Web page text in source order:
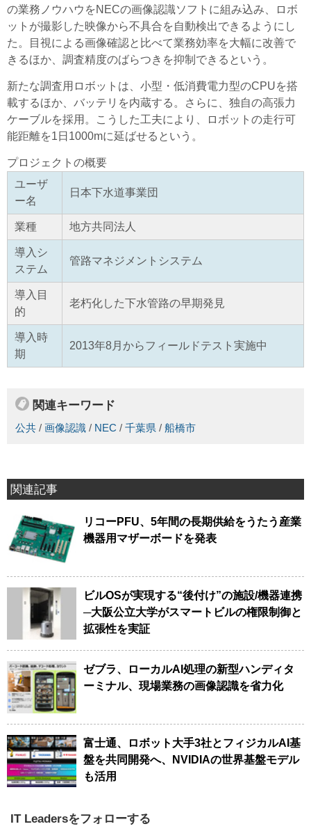
の業務ノウハウをNECの画像認識ソフトに組み込み、ロボ
ットが撮影した映像から不具合を自動検出できるようにし
た。目視による画像確認と比べて業務効率を大幅に改善で
きるほか、調査精度のばらつきを抑制できるという。
新たな調査用ロボットは、小型・低消費電力型のCPUを搭
載するほか、バッテリを内蔵する。さらに、独自の高張力
ケーブルを採用。こうした工夫により、ロボットの走行可
能距離を1日1000mに延ばせるという。
プロジェクトの概要
ユーザ
ー名
日本下水道事業団
業種 地方共同法人
導入シ
ステム
管路マネジメントシステム
導入目
的
老朽化した下水管路の早期発見
導入時
期
2013年8月からフィールドテスト実施中
関連キーワード
公共 / 画像認識 / NEC / 千葉県 / 船橋市
関連記事
リコーPFU、5年間の長期供給をうたう産業
機器用マザーボードを発表
ビルOSが実現する“後付け”の施設/機器連携
─大阪公立大学がスマートビルの権限制御と
拡張性を実証
ゼブラ、ローカルAI処理の新型ハンディタ
ーミナル、現場業務の画像認識を省力化
富士通、ロボット大手3社とフィジカルAI基
盤を共同開発へ、NVIDIAの世界基盤モデル
も活用
IT Leadersをフォローする